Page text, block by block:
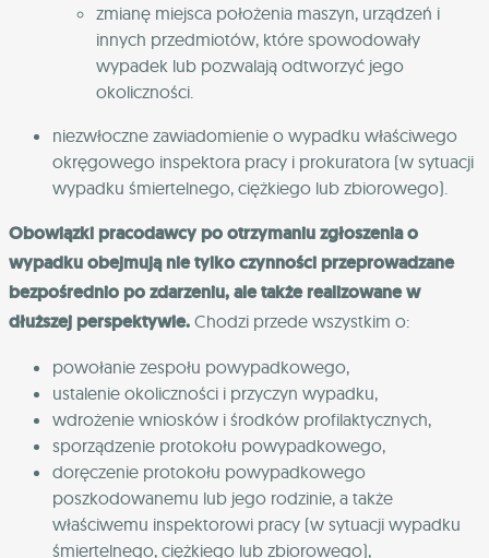
zmianę miejsca położenia maszyn, urządzeń i
innych przedmiotów, które spowodowały
wypadek lub pozwalają odtworzyć jego
okoliczności.
niezwłoczne zawiadomienie o wypadku właściwego
okręgowego inspektora pracy i prokuratora (w sytuacji
wypadku śmiertelnego, ciężkiego lub zbiorowego).
Obowiązki pracodawcy po otrzymaniu zgłoszenia o
wypadku obejmują nie tylko czynności przeprowadzane
bezpośrednio po zdarzeniu, ale także realizowane w
dłuższej perspektywie. Chodzi przede wszystkim o:
powołanie zespołu powypadkowego,
ustalenie okoliczności i przyczyn wypadku,
wdrożenie wniosków i środków profilaktycznych,
sporządzenie protokołu powypadkowego,
doręczenie protokołu powypadkowego
poszkodowanemu lub jego rodzinie, a także
właściwemu inspektorowi pracy (w sytuacji wypadku
śmiertelnego, ciężkiego lub zbiorowego),